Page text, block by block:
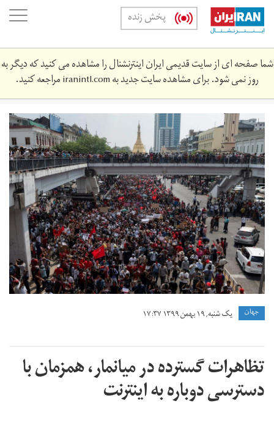
Skip
main
content
پخش زنده
شما صفحه ای از سایت قدیمی ایران اینترنشنال را مشاهده می کنید که دیگر به
روز نمی شود. برای مشاهده سایت جدید بهiranintl.comمراجعه کنید.
2021-
02-
politics.jpg
جهان یک شنبه, ۱۹ بهمن ۱۳۹۹ ۱۷:۳۷
تظاهرات گسترده در میانمار، همزمان با
دسترسی دوباره به اینترنت